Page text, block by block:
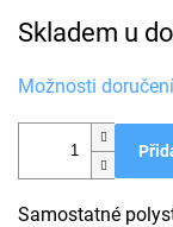
Měrná
cena:
Skladem u
Možnosti doručení
Samostatné